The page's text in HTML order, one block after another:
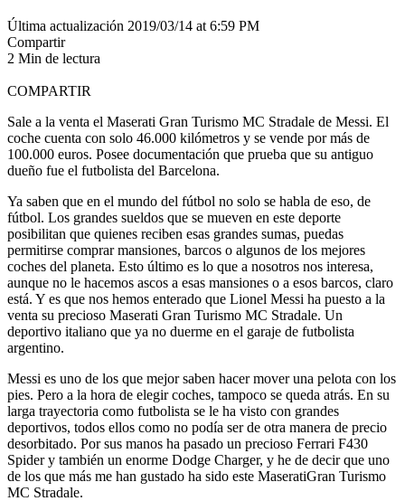
Última actualización 2019/03/14 at 6:59 PM
Compartir
2 Min de lectura
COMPARTIR
Sale a la venta el Maserati Gran Turismo MC Stradale de Messi. El
coche cuenta con solo 46.000 kilómetros y se vende por más de
100.000 euros. Posee documentación que prueba que su antiguo
dueño fue el futbolista del Barcelona.
Ya saben que en el mundo del fútbol no solo se habla de eso, de
fútbol. Los grandes sueldos que se mueven en este deporte
posibilitan que quienes reciben esas grandes sumas, puedas
permitirse comprar mansiones, barcos o algunos de los mejores
coches del planeta. Esto último es lo que a nosotros nos interesa,
aunque no le hacemos ascos a esas mansiones o a esos barcos, claro
está. Y es que nos hemos enterado que Lionel Messi ha puesto a la
venta su precioso Maserati Gran Turismo MC Stradale. Un
deportivo italiano que ya no duerme en el garaje de futbolista
argentino.
Messi es uno de los que mejor saben hacer mover una pelota con los
pies. Pero a la hora de elegir coches, tampoco se queda atrás. En su
larga trayectoria como futbolista se le ha visto con grandes
deportivos, todos ellos como no podía ser de otra manera de precio
desorbitado. Por sus manos ha pasado un precioso Ferrari F430
Spider y también un enorme Dodge Charger, y he de decir que uno
de los que más me han gustado ha sido este MaseratiGran Turismo
MC Stradale.